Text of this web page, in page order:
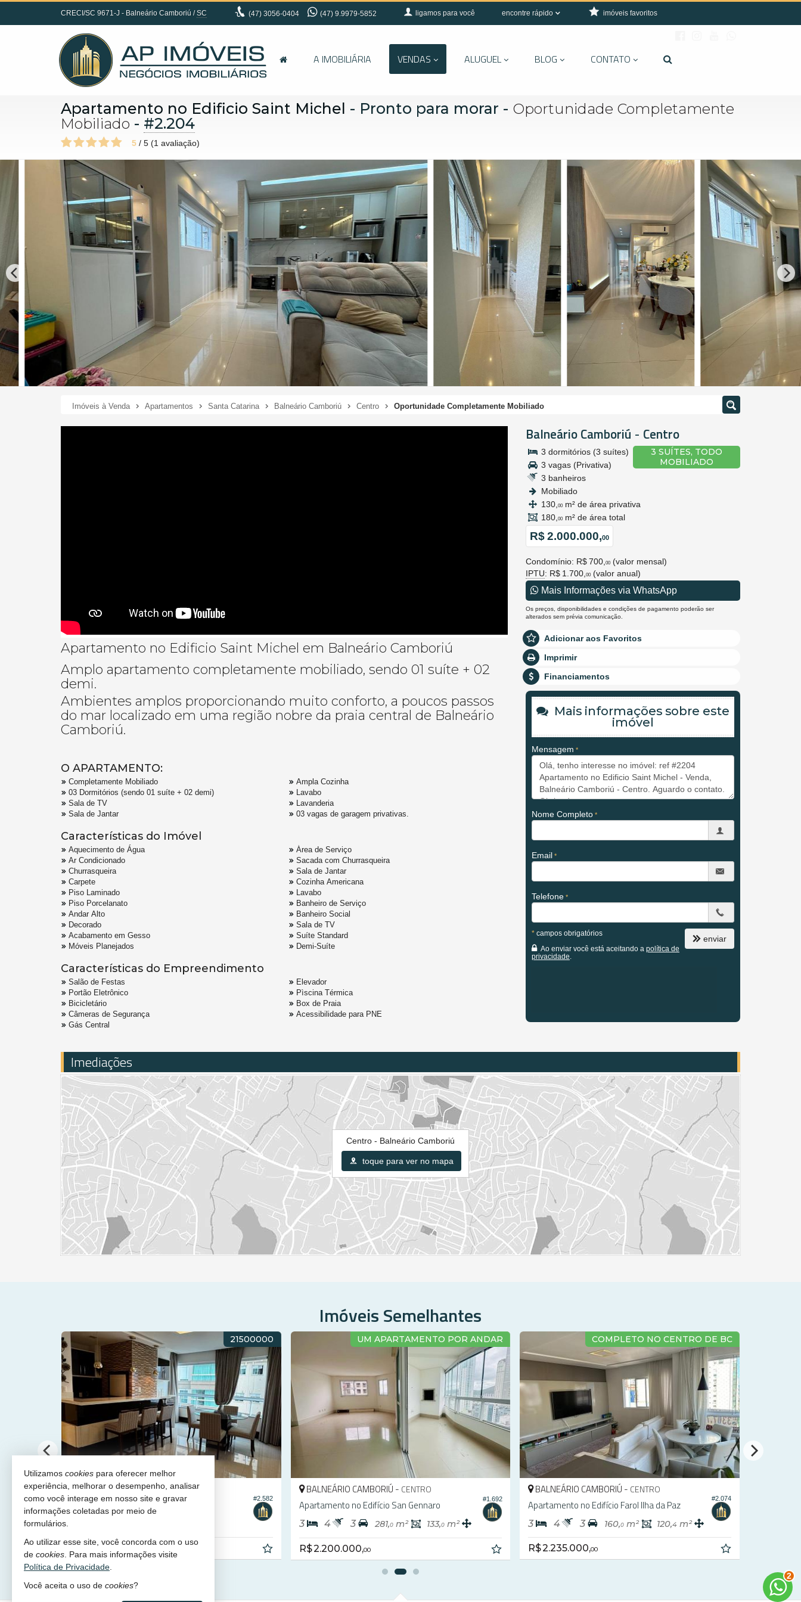
CRECI/SC 9671-J - Balneário Camboriú /SC (47) 3056-0404 (47) 9.9979-5852 ligamos para você encontre rápido imóveis favoritos
A IMOBILIÁRIA VENDAS ALUGUEL BLOG CONTATO
Apartamento no Edificio Saint Michel - Pronto para morar - Oportunidade Completamente
Mobiliado - #2.204
5 / 5 (1 avaliação)
Imóveis à Venda Apartamentos Santa Catarina Balneário Camboriú Centro Oportunidade Completamente Mobiliado
Apartamento no Edificio Saint Michel em Balneário Camboriú
Amplo apartamento completamente mobiliado, sendo 01 suíte + 02
demi.
Ambientes amplos proporcionando muito conforto, a poucos passos
do mar localizado em uma região nobre da praia central de Balneário
Camboriú.
O APARTAMENTO:
Completamente Mobiliado
03 Dormitórios (sendo 01 suíte + 02 demi)
Sala de TV
Sala de Jantar
Ampla Cozinha
Lavabo
Lavanderia
03 vagas de garagem privativas.
Características do Imóvel
Aquecimento de Água
Ar Condicionado
Churrasqueira
Carpete
Piso Laminado
Piso Porcelanato
Andar Alto
Decorado
Acabamento em Gesso
Móveis Planejados
Área de Serviço
Sacada com Churrasqueira
Sala de Jantar
Cozinha Americana
Lavabo
Banheiro de Serviço
Banheiro Social
Sala de TV
Suíte Standard
Demi-Suíte
Características do Empreendimento
Salão de Festas
Portão Eletrônico
Bicicletário
Câmeras de Segurança
Gás Central
Elevador
Pìscina Térmica
Box de Praia
Acessibilidade para PNE
Balneário Camboriú - Centro
3 SUÍTES, TODO
MOBILIADO
3 dormitórios (3 suítes)
3 vagas (Privativa)
3 banheiros
Mobiliado
130, 00 m² de área privativa
180, 00 m² de área total
R$ 2.000.000,00
Condomínio: R$ 700,00 (valor mensal)
IPTU: R$ 1.700,00 (valor anual)
Mais Informações via WhatsApp
Os preços, disponibilidades e condições de pagamento poderão ser
alterados sem prévia comunicação.
Adicionar aos Favoritos
Imprimir
Financiamentos
Mais informações sobre este
imóvel
Mensagem
Nome Completo
Email
Telefone
* campos obrigatórios
Ao enviar você está aceitando a política de
privacidade.
enviar
Imediações
Centro - Balneário Camboriú
toque para ver no mapa
Imóveis Semelhantes
#2.074
AMPLA SACADA COM CHURRASQUEIRA
#2.522
BALNEÁRIO CAMBORIÚ -CENTRO
Apartamento no Residencial Bothanica
R$ 2.350.000,
APARTAMENTO NOVO
#2.196
BALNEÁRIO CAMBORIÚ - CENTRO
Apartamento no Edifício San Telmo
3 4 4 125,0 m²
R$ 2.100.000,00
PRÓXIMO A IGREJA MATRIZ
#2.075
BALNEÁRIO CAMBORIÚ - CENTRO
Apartamento no Edifício Green Coast
3 3 2 106,0m²
R$ 1.950.000,00
3
Utilizamos cookies para oferecer melhor
experiência, melhorar o desempenho, analisar
como você interage em nosso site e gravar
informações coletadas por meio de
formulários.
Ao utilizar esse site, você concorda com o uso
de cookies . Para mais informações visite
Política de Privacidade
Você aceita o uso de cookies?